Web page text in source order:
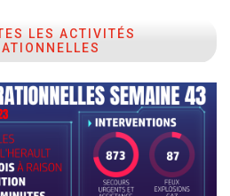
LES ACTIVITÉS